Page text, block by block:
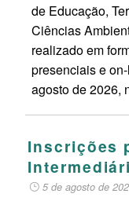
de Educação,
Ciências
realizado em
presenciais e
agosto de 2026,
Inscrições